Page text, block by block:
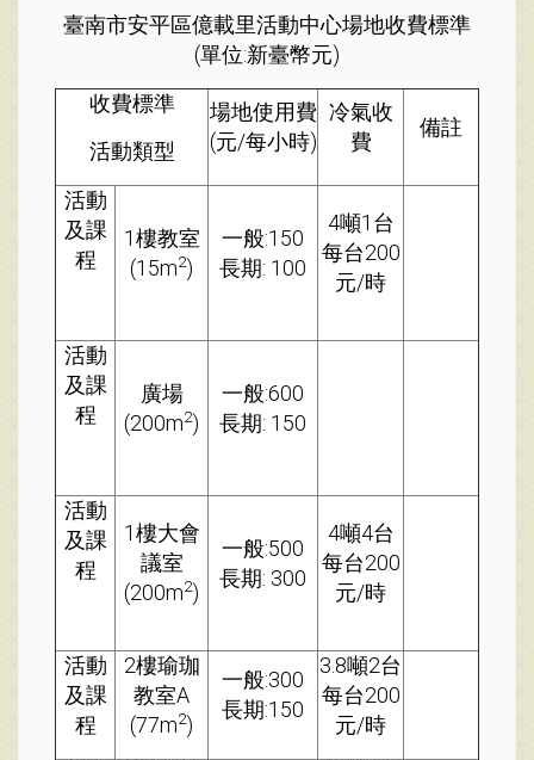
臺南市安平區億載里活動中心場地收費標準
(單位:新臺幣元)
收費標準
活動類型
場地使用費
(元/每小時)
冷氣收
費
備註
活動
及課
程
1樓教室
(15m2)
一般:150
長期: 100
4噸1台
每台200
元/時
活動
及課
程
廣場
(200m2)
一般:600
長期: 150
活動
及課
程
1樓大會
議室
(200m2)
一般:500
長期: 300
4噸4台
每台200
元/時
活動
及課
程
2樓瑜珈
教室A
(77m2)
一般:300
長期:150
3.8噸2台
每台200
元/時